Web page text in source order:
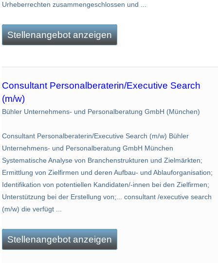
Urheberrechten zusammengeschlossen und ...
Stellenangebot anzeigen
Consultant Personalberaterin/Executive Search
(m/w)
Bühler Unternehmens- und Personalberatung GmbH (München)
Consultant Personalberaterin/Executive Search (m/w) Bühler
Unternehmens- und Personalberatung GmbH München
Systematische Analyse von Branchenstrukturen und Zielmärkten;
Ermittlung von Zielfirmen und deren Aufbau- und Ablauforganisation;
Identifikation von potentiellen Kandidaten/-innen bei den Zielfirmen;
Unterstützung bei der Erstellung von;... consultant /executive search
(m/w) die verfügt ...
Stellenangebot anzeigen